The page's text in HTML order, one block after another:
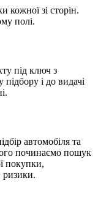
кожної зі сторін.
полі.
під ключ з
і до видачі
автомобіля та
починаємо пошук
покупки,
ризики.